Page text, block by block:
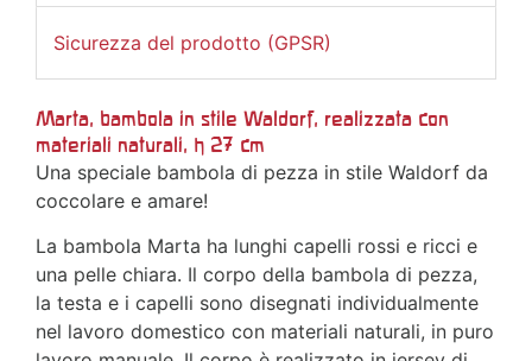
Sicurezza del prodotto (GPSR)
Marta, bambola in stile Waldorf, realizzata con
materiali naturali, h 27 cm
Una speciale bambola di pezza in stile Waldorf da
coccolare e amare!
La bambola Marta ha lunghi capelli rossi e ricci e
una pelle chiara. Il corpo della bambola di pezza,
la testa e i capelli sono disegnati individualmente
nel lavoro domestico con materiali naturali, in puro